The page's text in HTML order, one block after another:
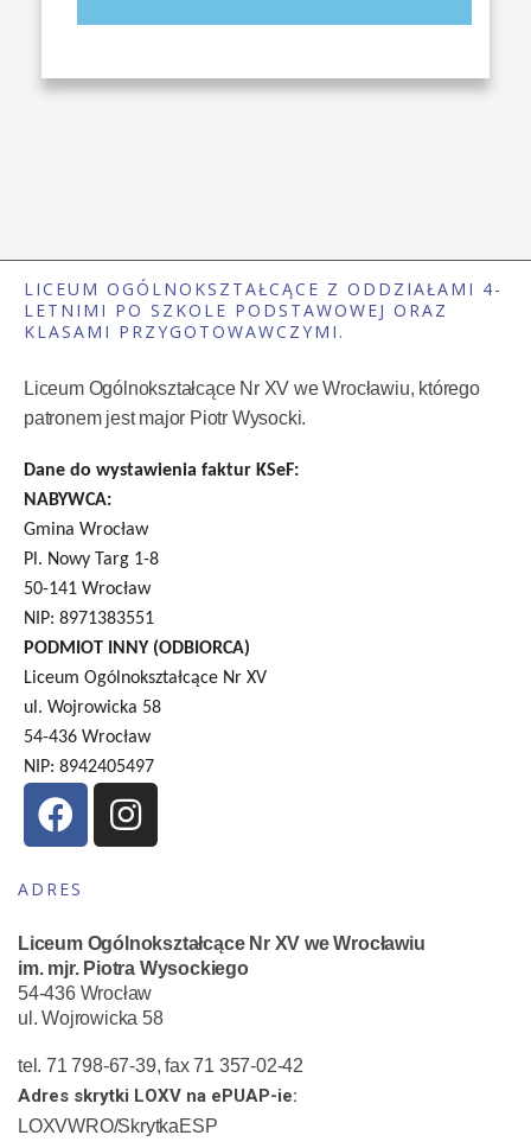
LICEUM OGÓLNOKSZTAŁCĄCE Z ODDZIAŁAMI 4-
LETNIMI PO SZKOLE PODSTAWOWEJ ORAZ
KLASAMI PRZYGOTOWAWCZYMI.
Liceum Ogólnokształcące Nr XV we Wrocławiu, którego
patronem jest major Piotr Wysocki.
Dane do wystawienia faktur KSeF:
NABYWCA:
Gmina Wrocław
Pl. Nowy Targ 1-8
50-141 Wrocław
NIP: 8971383551
PODMIOT INNY (ODBIORCA)
Liceum Ogólnokształcące Nr XV
ul. Wojrowicka 58
54-436 Wrocław
NIP: 8942405497
ADRES
Liceum Ogólnokształcące Nr XV we Wrocławiu
im. mjr. Piotra Wysockiego
54-436 Wrocław
ul. Wojrowicka 58
tel. 71 798-67-39, fax 71 357-02-42
Adres skrytki LOXV na ePUAP-ie:
LOXVWRO/SkrytkaESP